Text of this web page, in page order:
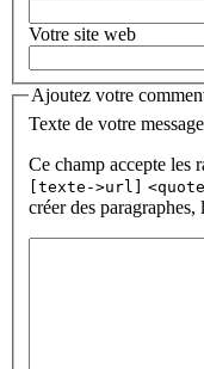
Votre site web
Ajoutez votre
Texte de votre message
Ce champ accepte les
[texte->url]
créer des